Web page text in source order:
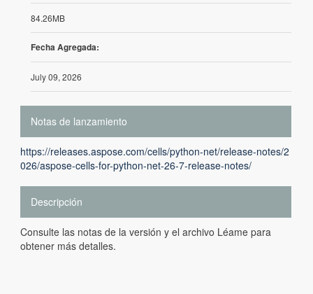
84.26MB
Fecha Agregada:
July 09, 2026
Notas de lanzamiento
https://releases.aspose.com/cells/python-net/release-notes/2
026/aspose-cells-for-python-net-26-7-release-notes/
Descripción
Consulte las notas de la versión y el archivo Léame para
obtener más detalles.